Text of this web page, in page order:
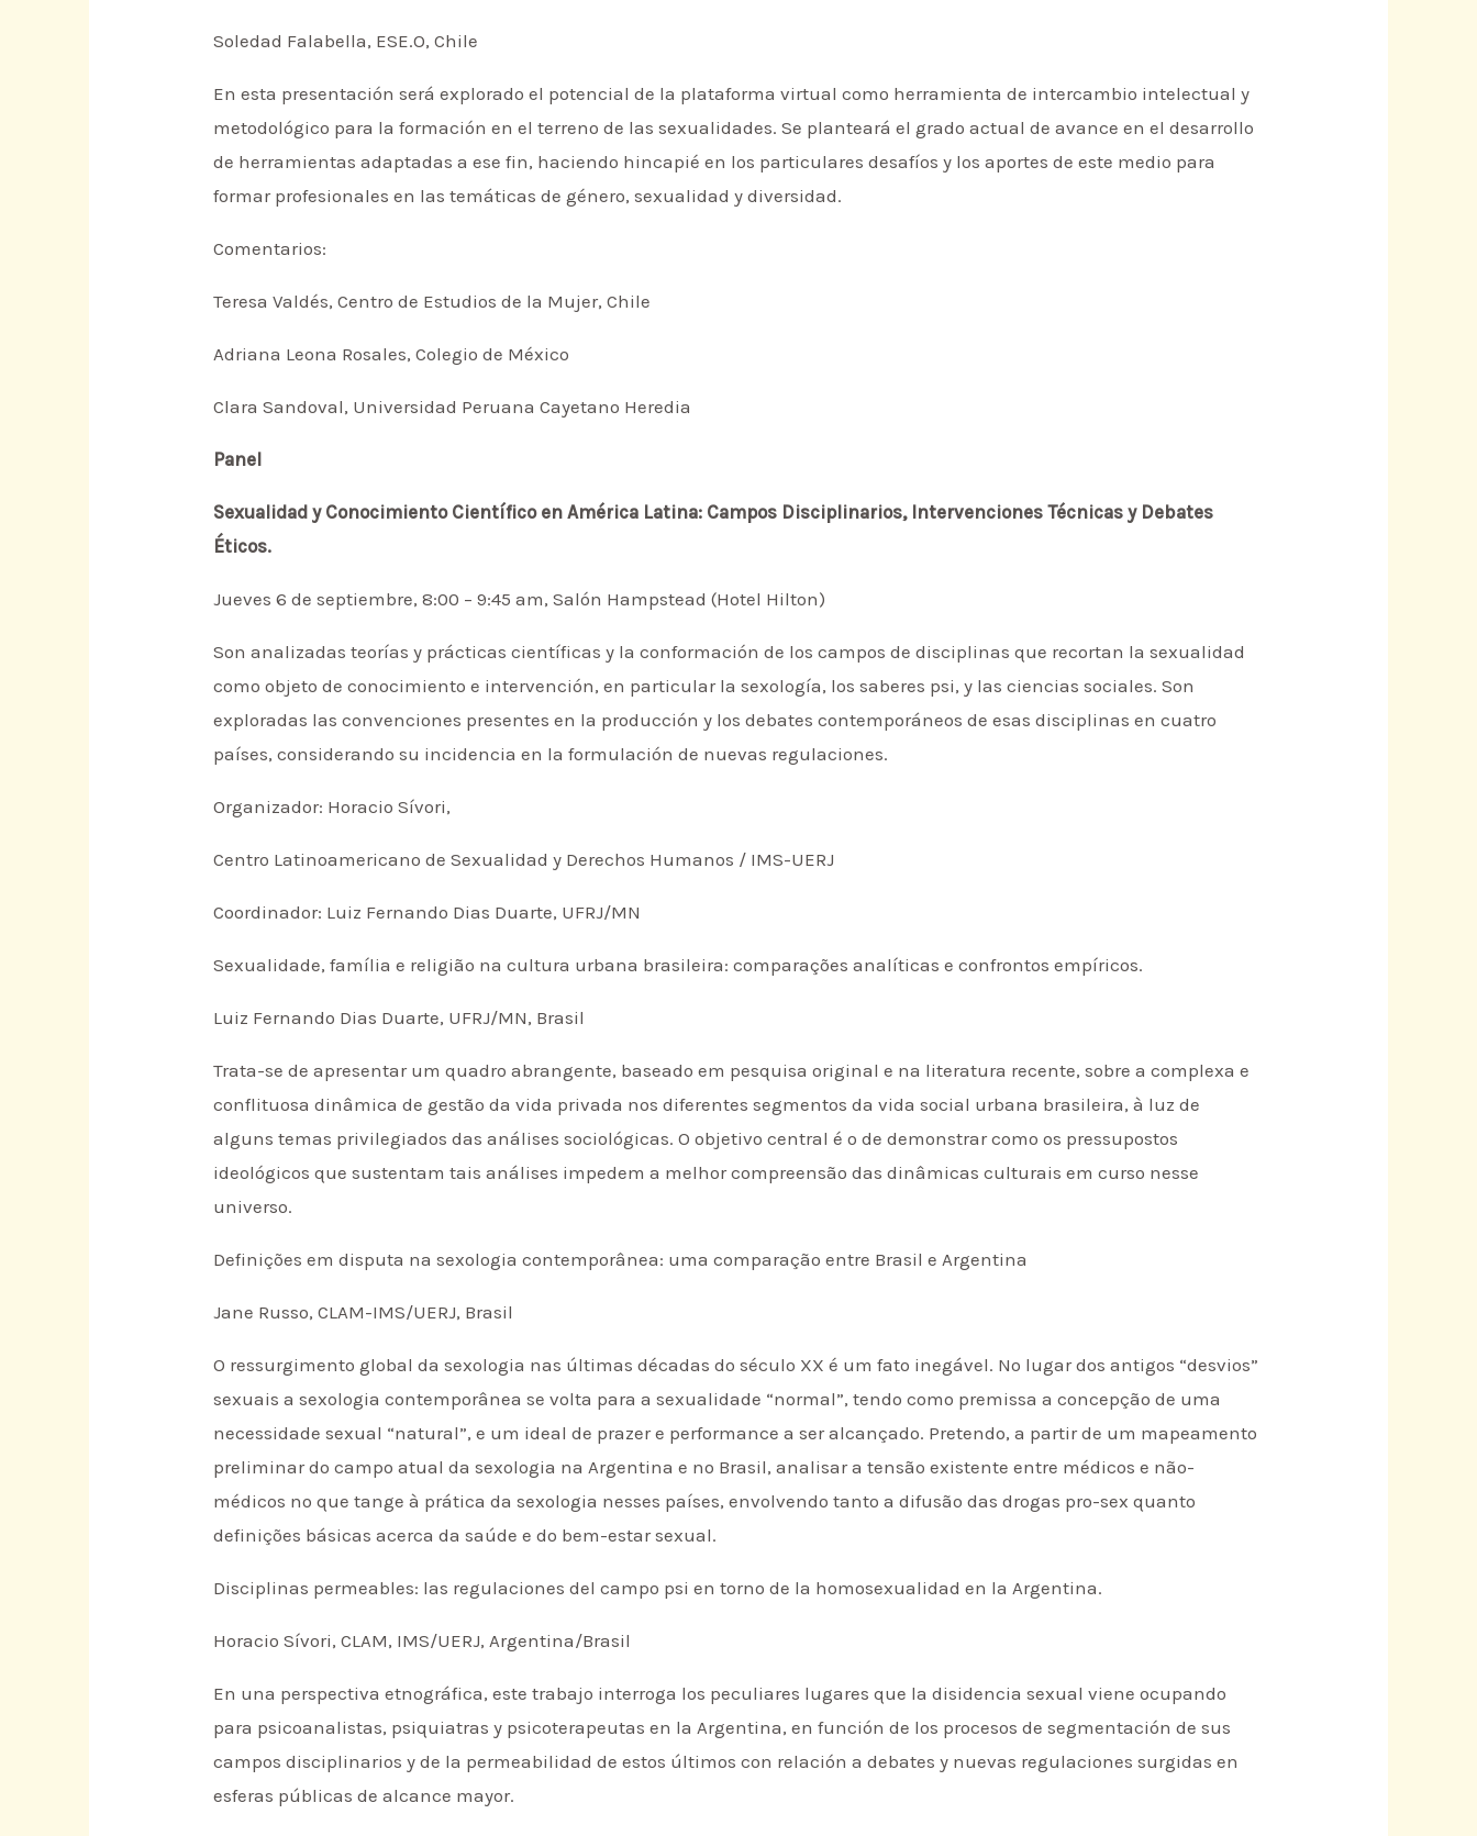
Soledad Falabella, ESE.O, Chile
En esta presentación será explorado el potencial de la plataforma virtual como herramienta de intercambio intelectual y
metodológico para la formación en el terreno de las sexualidades. Se planteará el grado actual de avance en el desarrollo
de herramientas adaptadas a ese fin, haciendo hincapié en los particulares desafíos y los aportes de este medio para
formar profesionales en las temáticas de género, sexualidad y diversidad.
Comentarios:
Teresa Valdés, Centro de Estudios de la Mujer, Chile
Adriana Leona Rosales, Colegio de México
Clara Sandoval, Universidad Peruana Cayetano Heredia
Panel
Sexualidad y Conocimiento Científico en América Latina: Campos Disciplinarios, Intervenciones Técnicas y Debates
Éticos.
Jueves 6 de septiembre, 8:00 – 9:45 am, Salón Hampstead (Hotel Hilton)
Son analizadas teorías y prácticas científicas y la conformación de los campos de disciplinas que recortan la sexualidad
como objeto de conocimiento e intervención, en particular la sexología, los saberes psi, y las ciencias sociales. Son
exploradas las convenciones presentes en la producción y los debates contemporáneos de esas disciplinas en cuatro
países, considerando su incidencia en la formulación de nuevas regulaciones.
Organizador: Horacio Sívori,
Centro Latinoamericano de Sexualidad y Derechos Humanos / IMS-UERJ
Coordinador: Luiz Fernando Dias Duarte, UFRJ/MN
Sexualidade, família e religião na cultura urbana brasileira: comparações analíticas e confrontos empíricos.
Luiz Fernando Dias Duarte, UFRJ/MN, Brasil
Trata-se de apresentar um quadro abrangente, baseado em pesquisa original e na literatura recente, sobre a complexa e
conflituosa dinâmica de gestão da vida privada nos diferentes segmentos da vida social urbana brasileira, à luz de
alguns temas privilegiados das análises sociológicas. O objetivo central é o de demonstrar como os pressupostos
ideológicos que sustentam tais análises impedem a melhor compreensão das dinâmicas culturais em curso nesse
universo.
Definições em disputa na sexologia contemporânea: uma comparação entre Brasil e Argentina
Jane Russo, CLAM-IMS/UERJ, Brasil
O ressurgimento global da sexologia nas últimas décadas do século XX é um fato inegável. No lugar dos antigos “desvios”
sexuais a sexologia contemporânea se volta para a sexualidade “normal”, tendo como premissa a concepção de uma
necessidade sexual “natural”, e um ideal de prazer e performance a ser alcançado. Pretendo, a partir de um mapeamento
preliminar do campo atual da sexologia na Argentina e no Brasil, analisar a tensão existente entre médicos e não-
médicos no que tange à prática da sexologia nesses países, envolvendo tanto a difusão das drogas pro-sex quanto
definições básicas acerca da saúde e do bem-estar sexual.
Disciplinas permeables: las regulaciones del campo psi en torno de la homosexualidad en la Argentina.
Horacio Sívori, CLAM, IMS/UERJ, Argentina/Brasil
En una perspectiva etnográfica, este trabajo interroga los peculiares lugares que la disidencia sexual viene ocupando
para psicoanalistas, psiquiatras y psicoterapeutas en la Argentina, en función de los procesos de segmentación de sus
campos disciplinarios y de la permeabilidad de estos últimos con relación a debates y nuevas regulaciones surgidas en
esferas públicas de alcance mayor.